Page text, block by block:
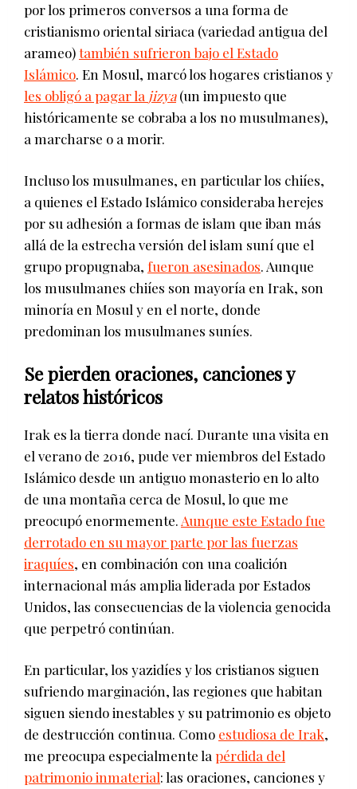
por los primeros conversos a una forma de
cristianismo oriental siriaca (variedad antigua del
arameo)también sufrieron bajo el Estado
Islámico. En Mosul, marcó los hogares cristianos y
les obligó a pagar la jizya(un impuesto que
históricamente se cobraba a los no musulmanes),
a marcharse o a morir.
Incluso los musulmanes, en particular los chiíes,
a quienes el Estado Islámico consideraba herejes
por su adhesión a formas de islam que iban más
allá de la estrecha versión del islam suní que el
grupo propugnaba, fueron asesinados. Aunque
los musulmanes chiíes son mayoría en Irak, son
minoría en Mosul y en el norte, donde
predominan los musulmanes suníes.
Se pierden oraciones, canciones y
relatos históricos
Irak es la tierra donde nací. Durante una visita en
el verano de 2016, pude ver miembros del Estado
Islámico desde un antiguo monasterio en lo alto
de una montaña cerca de Mosul, lo que me
preocupó enormemente. Aunque este Estado fue
derrotado en su mayor parte por las fuerzas
iraquíes, en combinación con una coalición
internacional más amplia liderada por Estados
Unidos, las consecuencias de la violencia genocida
que perpetró continúan.
En particular, los yazidíes y los cristianos siguen
sufriendo marginación, las regiones que habitan
siguen siendo inestables y su patrimonio es objeto
de destrucción continua. Como estudiosa de Irak,
me preocupa especialmente la pérdida del
patrimonio inmaterial: las oraciones, canciones y